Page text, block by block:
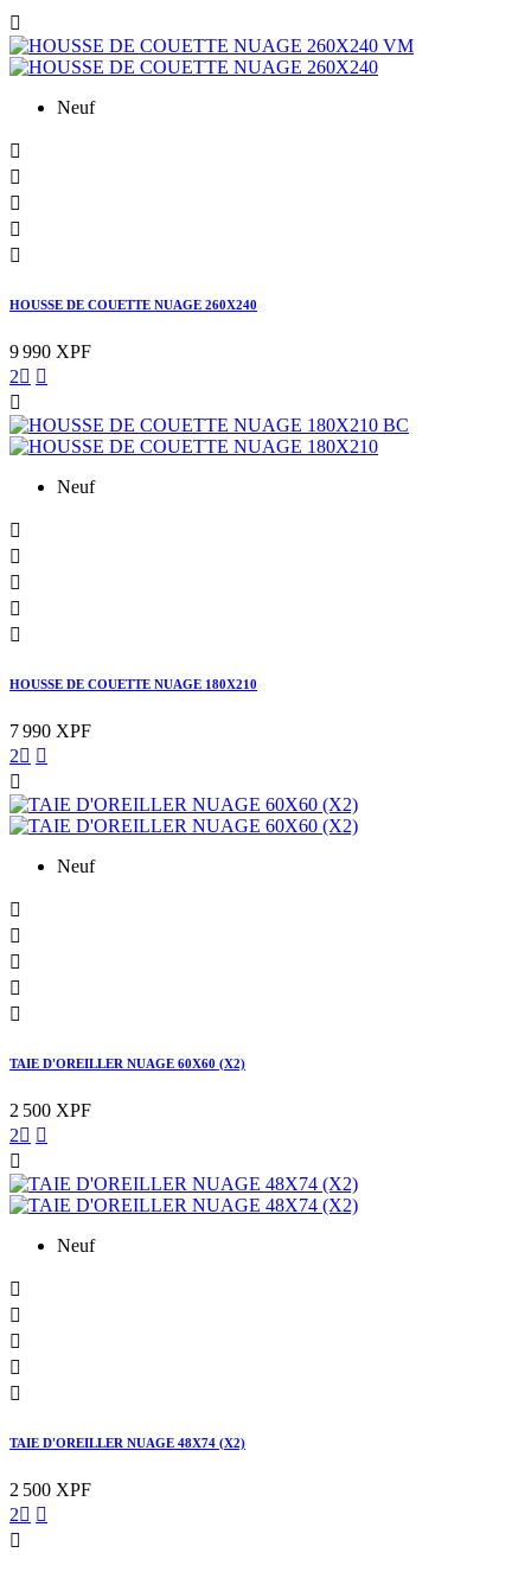

Neuf





HOUSSE DE COUETTE NUAGE 260X240
9 990 XPF
2 

Neuf





HOUSSE DE COUETTE NUAGE 180X210
7 990 XPF
2 

Neuf





TAIE D'OREILLER NUAGE 60X60 (X2)
2 500 XPF
2 

Neuf





TAIE D'OREILLER NUAGE 48X74 (X2)
2 500 XPF
2 
